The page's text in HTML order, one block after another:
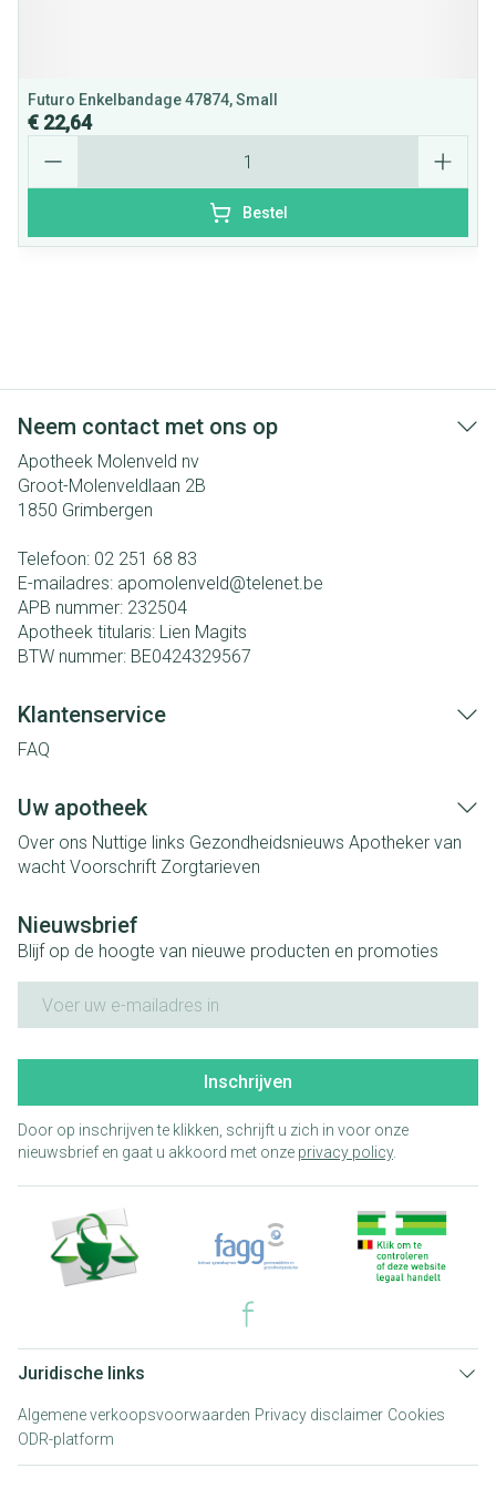
Futuro Enkelbandage 47874, Small
€ 22,64
Bestel
Neem contact met ons op
Apotheek Molenveld nv
Groot-Molenveldlaan 2B
1850 Grimbergen
Telefoon: 02 251 68 83
E-mailadres: apomolenveld@telenet.be
APB nummer: 232504
Apotheek titularis: Lien Magits
BTW nummer: BE0424329567
Klantenservice
FAQ
Uw apotheek
Over ons Nuttige links Gezondheidsnieuws Apotheker van
wacht Voorschrift Zorgtarieven
Nieuwsbrief
Blijf op de hoogte van nieuwe producten en promoties
Inschrijven
Door op inschrijven te klikken, schrijft u zich in voor onze
nieuwsbrief en gaat u akkoord met onze privacy policy.
Juridische links
Algemene verkoopsvoorwaarden Privacy disclaimer Cookies
ODR-platform